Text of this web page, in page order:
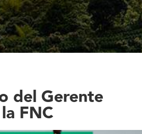
del Gerente
FNC